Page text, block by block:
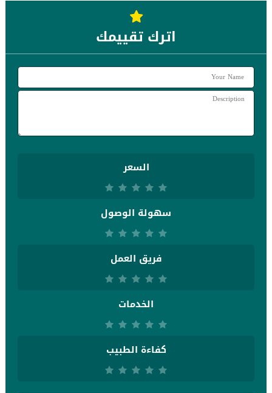
اترك تقييمك
السعر
سهولة الوصول
فريق العمل
الخدمات
كفاءة الطبيب